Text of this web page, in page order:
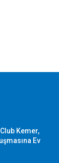
Kemer,
Ev